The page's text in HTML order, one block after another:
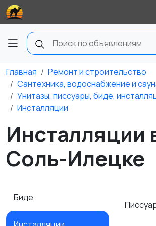
Главная
Ремонт и строительство
Сантехника, водоснабжение и
Унитазы, писсуары, биде,
Инсталляции
Инсталляции
Соль-Илецке
Биде